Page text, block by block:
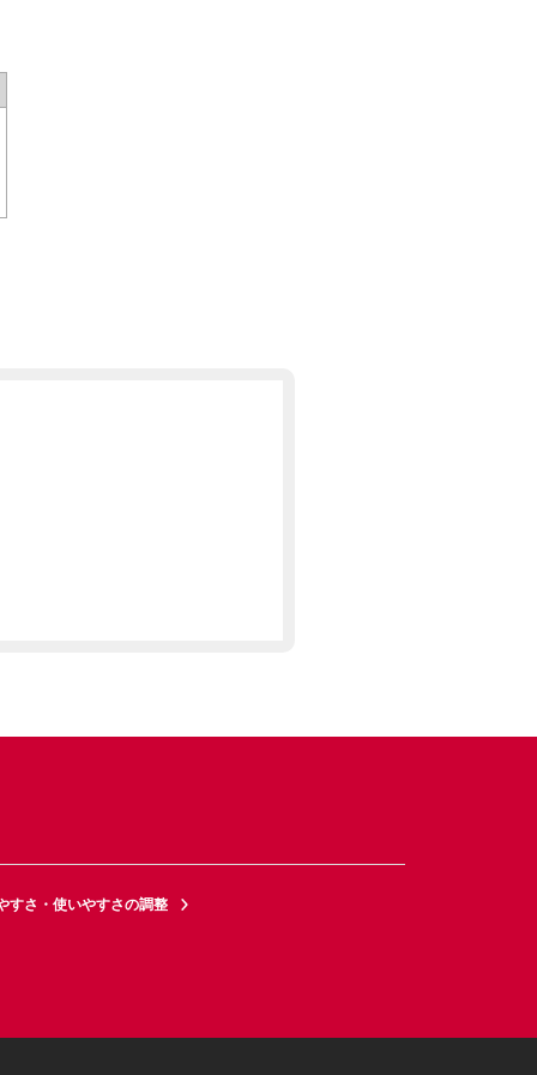
すさ・使いやすさの調整